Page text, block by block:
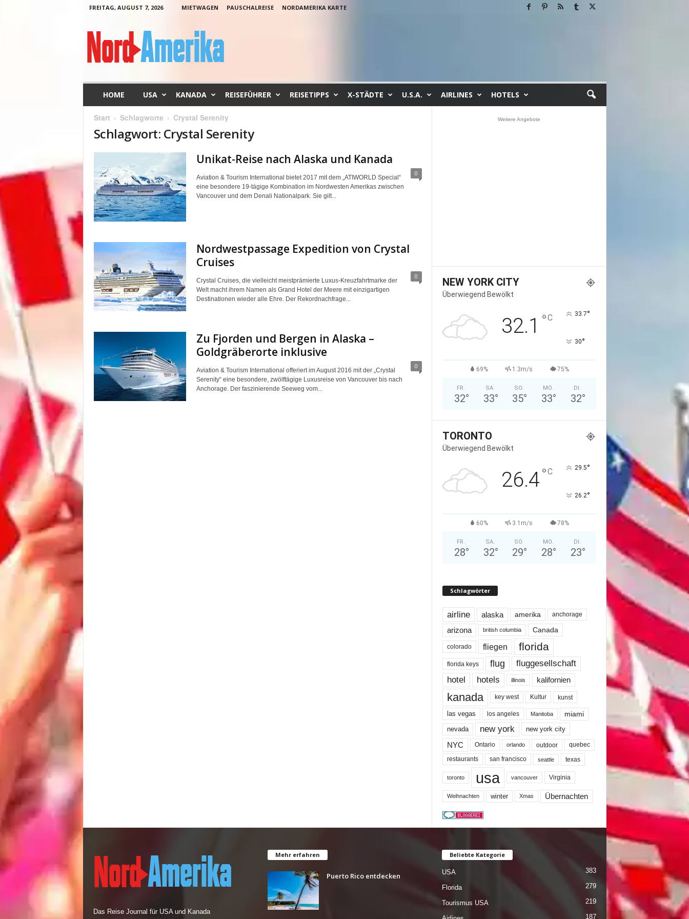
FREITAG, AUGUST 7, 2026 MIETWAGEN PAUSCHALREISE NORDAMERIKA KARTE
HOME USA KANADA REISEFÜHRER REISETIPPS X-STÄDTE U.S.A. AIRLINES HOTELS
Start Schlagworte Crystal Serenity
Schlagwort: Crystal Serenity
Unikat-Reise nach Alaska und Kanada
0
Aviation & Tourism International bietet 2017 mit dem „ATIWORLD Special“
eine besondere 19-tägige Kombination im Nordwesten Amerikas zwischen
Vancouver und dem Denali Nationalpark. Sie gilt...
Nordwestpassage Expedition von Crystal
Cruises
0
Crystal Cruises, die vielleicht meistprämierte Luxus-Kreuzfahrtmarke der
Welt macht ihrem Namen als Grand Hotel der Meere mit einzigartigen
Destinationen wieder alle Ehre. Der Rekordnachfrage...
Zu Fjorden und Bergen in Alaska –
Goldgräberorte inklusive
0
Aviation & Tourism International offeriert im August 2016 mit der „Crystal
Serenity“ eine besondere, zwölftägige Luxusreise von Vancouver bis nach
Anchorage. Der faszinierende Seeweg vom...
Weitere Angebote
NEW YORK CITY
Überwiegend Bewölkt
32.1 °C 33.7°
30°
69% 1.3m/s 75%
FR.
32°
SA.
33°
SO.
35°
MO.
33°
DI.
32°
TORONTO
Überwiegend Bewölkt
26.4°C 29.5°
26.2°
60% 3.1m/s 78%
FR.
28°
SA.
32°
SO.
29°
MO.
28°
DI.
23°
Schlagwörter
airline alaska amerika anchorage
arizona british columbia Canada
colorado fliegen florida
florida keys flug
fluggesellschaft
hotel
hotels illinois kalifornien
kanada key west Kultur kunst
las vegas los angeles Manitoba miami
nevada new york new york city
NYC Ontario orlando outdoor quebec
restaurants san francisco seattle texas
toronto usa vancouver Virginia
Weihnachten winter Xmas Übernachten
Das Reise Journal für USA und Kanada
Mehr erfahren
Puerto Rico entdecken
Beliebte Kategorie
USA 383
Florida 279
Tourismus USA 219
187